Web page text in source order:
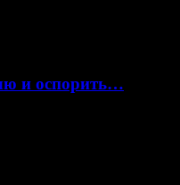
и оспорить…